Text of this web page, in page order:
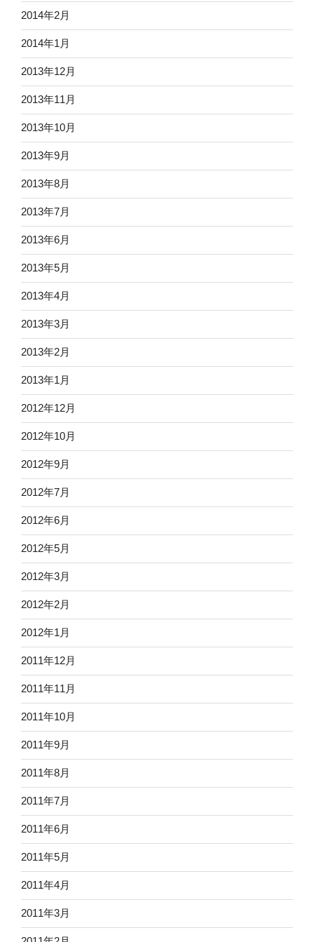
2014年2月
2014年1月
2013年12月
2013年11月
2013年10月
2013年9月
2013年8月
2013年7月
2013年6月
2013年5月
2013年4月
2013年3月
2013年2月
2013年1月
2012年12月
2012年10月
2012年9月
2012年7月
2012年6月
2012年5月
2012年3月
2012年2月
2012年1月
2011年12月
2011年11月
2011年10月
2011年9月
2011年8月
2011年7月
2011年6月
2011年5月
2011年4月
2011年3月